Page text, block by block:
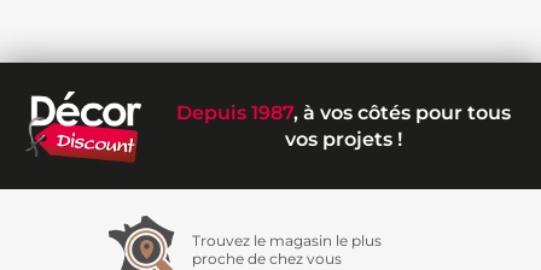
Depuis 1987, à vos côtés pour tous
vos projets !
Trouvez le magasin le plus
proche de chez vous